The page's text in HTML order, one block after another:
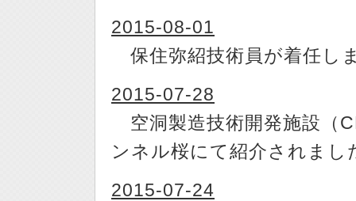
2015-08-01
保住弥紹技術員が着任し
2015-07-28
空洞製造技術開発施設（
ンネル桜にて紹介されま
2015-07-24